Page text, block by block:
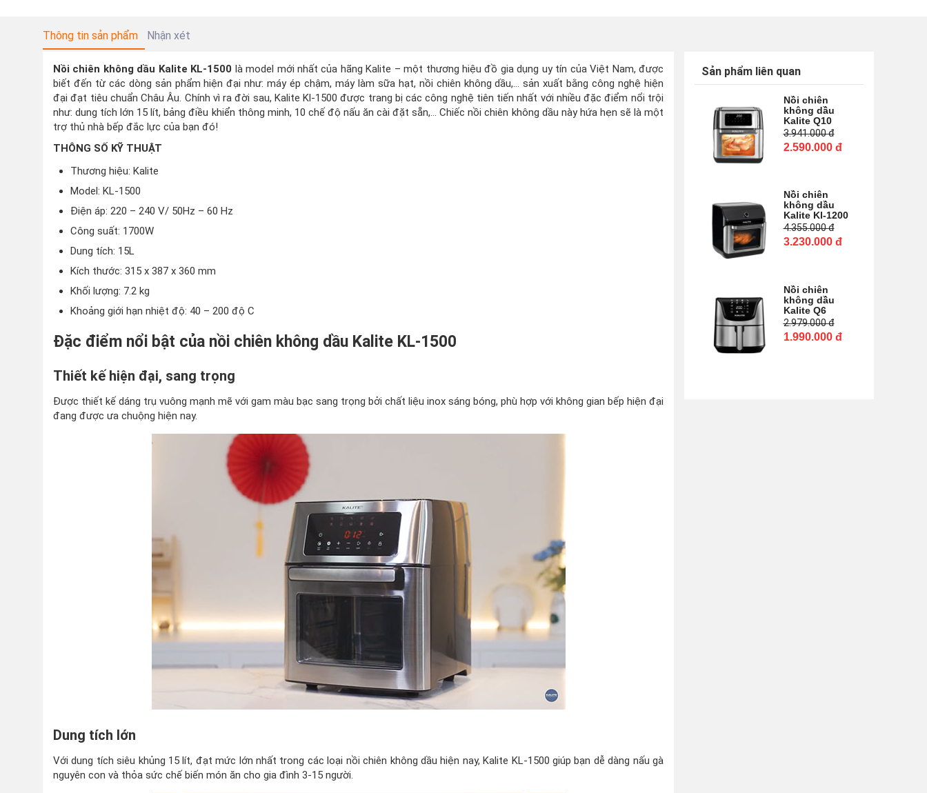
Thông tin sản phẩm Nhận xét
Nồi chiên không dầu Kalite KL-1500 là model mới nhất của hãng Kalite – một thương hiệu đồ gia dụng uy tín của Việt Nam, được
biết đến từ các dòng sản phẩm hiện đại như: máy ép chậm, máy làm sữa hạt, nồi chiên không dầu,… sản xuất bằng công nghệ hiện
đại đạt tiêu chuẩn Châu Âu. Chính vì ra đời sau, Kalite Kl-1500 được trang bị các công nghệ tiên tiến nhất với nhiều đặc điểm nổi trội
như: dung tích lớn 15 lít, bảng điều khiển thông minh, 10 chế độ nấu ăn cài đặt sẵn,… Chiếc nồi chiên không dầu này hứa hẹn sẽ là một
trợ thủ nhà bếp đắc lực của bạn đó!
THÔNG SỐ KỸ THUẬT
Thương hiệu: Kalite
Model: KL-1500
Điện áp: 220 – 240 V/ 50Hz – 60 Hz
Công suất: 1700W
Dung tích: 15L
Kích thước: 315 x 387 x 360 mm
Khối lượng: 7.2 kg
Khoảng giới hạn nhiệt độ: 40 – 200 độ C
Đặc điểm nổi bật của nồi chiên không dầu Kalite KL-1500
Thiết kế hiện đại, sang trọng
Được thiết kế dáng trụ vuông mạnh mẽ với gam màu bạc sang trọng bởi chất liệu inox sáng bóng, phù hợp với không gian bếp hiện đại
đang được ưa chuộng hiện nay.
Dung tích lớn
Với dung tích siêu khủng 15 lít, đạt mức lớn nhất trong các loại nồi chiên không dầu hiện nay, Kalite KL-1500 giúp bạn dễ dàng nấu gà
nguyên con và thỏa sức chế biến món ăn cho gia đình 3-15 người.
Sản phẩm liên quan
Nồi chiên
không dầu
Kalite Q10
3.941.000đ
2.590.000 đ
Nồi chiên
không dầu
Kalite Kl-1200
4.355.000đ
3.230.000 đ
Nồi chiên
không dầu
Kalite Q6
2.979.000đ
1.990.000 đ